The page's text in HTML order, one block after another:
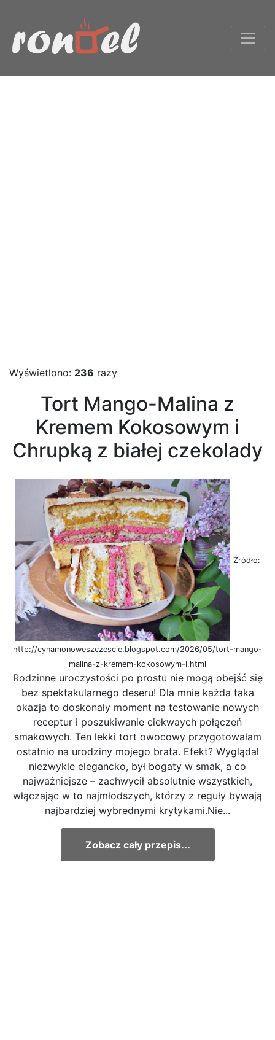
Wyświetlono: 236 razy
Tort Mango-Malina z
Kremem Kokosowym i
Chrupką z białej czekolady
Źródło:
http://cynamonoweszczescie.blogspot.com/2026/05/tort-mango-
malina-z-kremem-kokosowym-i.html
Rodzinne uroczystości po prostu nie mogą obejść się
bez spektakularnego deseru! Dla mnie każda taka
okazja to doskonały moment na testowanie nowych
receptur i poszukiwanie ciekwaych połączeń
smakowych. Ten lekki tort owocowy przygotowałam
ostatnio na urodziny mojego brata. Efekt? Wyglądał
niezwykle elegancko, był bogaty w smak, a co
najważniejsze – zachwycił absolutnie wszystkich,
włączając w to najmłodszych, którzy z reguły bywają
najbardziej wybrednymi krytykami.Nie...
Zobacz cały przepis...